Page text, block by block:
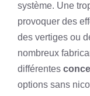
système. Une
provoquer des
des vertiges ou
nombreux
différentes
options sans